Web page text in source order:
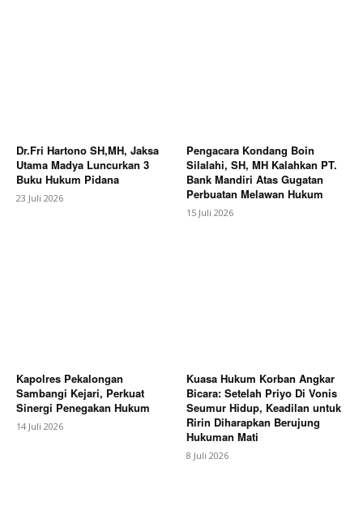
Dr.Fri Hartono SH,MH, Jaksa
Utama Madya Luncurkan 3
Buku Hukum Pidana
23 Juli 2026
Pengacara Kondang Boin
Silalahi, SH, MH Kalahkan PT.
Bank Mandiri Atas Gugatan
Perbuatan Melawan Hukum
15 Juli 2026
Kapolres Pekalongan
Sambangi Kejari, Perkuat
Sinergi Penegakan Hukum
14 Juli 2026
Kuasa Hukum Korban Angkar
Bicara: Setelah Priyo Di Vonis
Seumur Hidup, Keadilan untuk
Ririn Diharapkan Berujung
Hukuman Mati
8 Juli 2026